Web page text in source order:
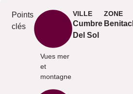
Points
clés
Vues mer
et
montagne
VILLE
Cumbre
Del Sol
ZONE